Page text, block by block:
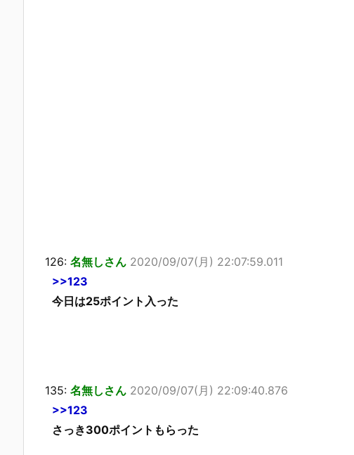
126: 名無しさん 2020/09/07(月) 22:07:59.011
>>123
今日は25ポイント入った
135: 名無しさん 2020/09/07(月) 22:09:40.876
>>123
さっき300ポイントもらった